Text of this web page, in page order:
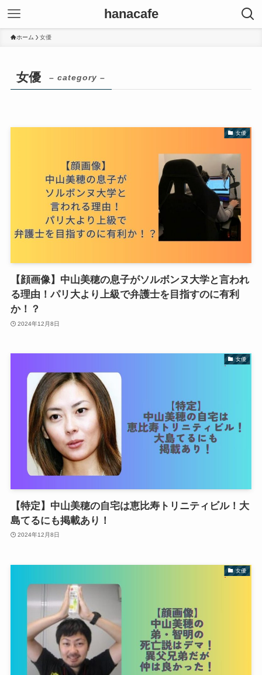
hanacafe
ホーム 女優
女優 – category –
女優
【顔画像】中山美穂の息子がソルボンヌ大学と言われ
る理由！パリ大より上級で弁護士を目指すのに有利
か！？
2024年12月8日
女優
【特定】中山美穂の自宅は恵比寿トリニティビル！大
島てるにも掲載あり！
2024年12月8日
女優